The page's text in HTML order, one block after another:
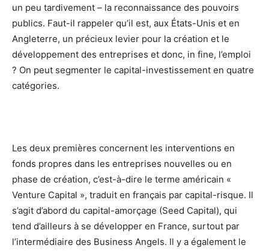
un peu tardivement – la reconnaissance des pouvoirs
publics. Faut-il rappeler qu’il est, aux États-Unis et en
Angleterre, un précieux levier pour la création et le
développement des entreprises et donc, in fine, l’emploi
? On peut segmenter le capital-investissement en quatre
catégories.
Les deux premières concernent les interventions en
fonds propres dans les entreprises nouvelles ou en
phase de création, c’est-à-dire le terme américain «
Venture Capital », traduit en français par capital-risque. Il
s’agit d’abord du capital-amorçage (Seed Capital), qui
tend d’ailleurs à se développer en France, surtout par
l’intermédiaire des Business Angels. Il y a également le